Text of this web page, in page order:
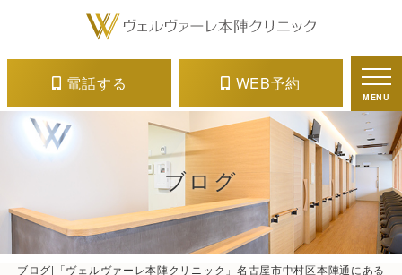
電話する WEB予約
MENU
ブログ
ブログ|「ヴェルヴァーレ本陣クリニック」名古屋市中村区本陣通にある